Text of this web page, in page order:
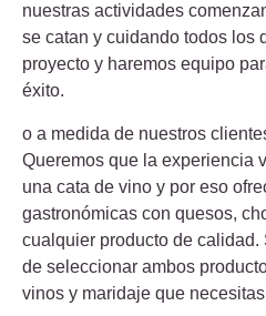
nuestras actividades
se catan y cuidando todos los
proyecto y haremos equipo
éxito.
o a medida de nuestros
Queremos que la experiencia
una cata de vino y por eso
gastronómicas con quesos,
cualquier producto de
de seleccionar ambos
vinos y maridaje que